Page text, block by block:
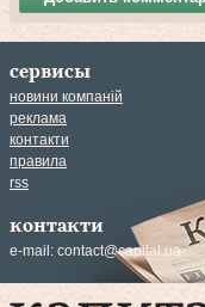
сервисы
новини компаній
реклама
контакти
правила
rss
контакти
e-mail: contact@capital.ua